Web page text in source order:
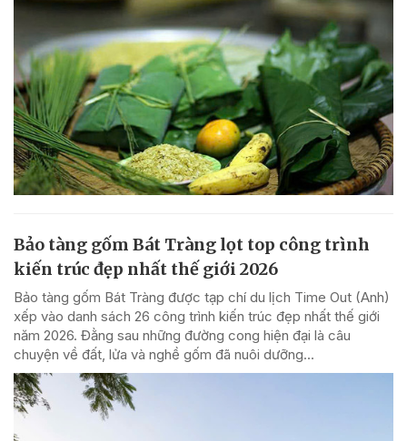
Bảo tàng gốm Bát Tràng lọt top công trình
kiến trúc đẹp nhất thế giới 2026
Bảo tàng gốm Bát Tràng được tạp chí du lịch Time Out (Anh)
xếp vào danh sách 26 công trình kiến trúc đẹp nhất thế giới
năm 2026. Đằng sau những đường cong hiện đại là câu
chuyện về đất, lửa và nghề gốm đã nuôi dưỡng...